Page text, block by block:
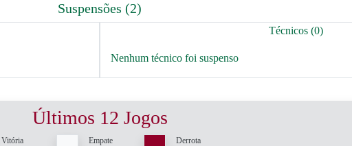
Suspensões (2)
Técnicos (0)
Nenhum técnico foi suspenso
Últimos 12 Jogos
Vitória Empate Derrota